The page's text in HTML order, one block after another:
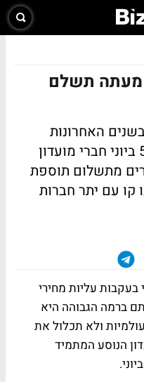
מעתה תשלם
האחרונות
הודיעו באל על, כי החל מה-5 ביוני חברי מועדון
מתשלום תוספת
קו עם יתר חברות
עליות מחירי
ברמה הגבוהה היא
ולא תכלול את
הנוסע המתמיד